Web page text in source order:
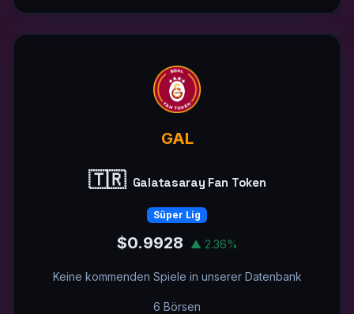
GAL
🇹🇷 Galatasaray Fan Token
Süper Lig
$0.9928 ▲ 2.36%
Keine kommenden Spiele in unserer Datenbank
6 Börsen